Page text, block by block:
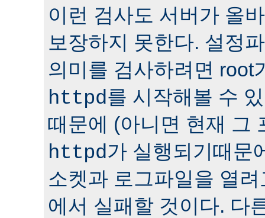
이런 검사도 서버가 올
보장하지 못한다. 설정
의미를 검사하려면 root
httpd를 시작해볼 수
때문에 (아니면 현재 그
httpd가 실행되기때문
소켓과 로그파일을 열
에서 실패할 것이다. 다